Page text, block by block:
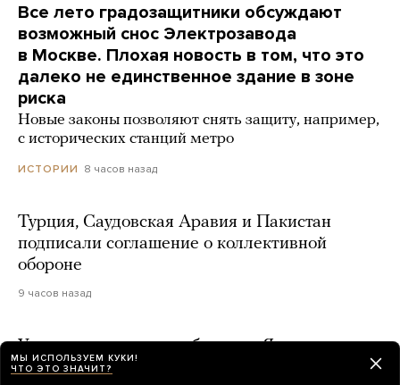
Все лето градозащитники обсуждают
возможный снос Электрозавода
в Москве. Плохая новость в том, что это
далеко не единственное здание в зоне
риска
Новые законы позволяют снять защиту, например,
с исторических станций метро
ИСТОРИИ 8 часов назад
Турция, Саудовская Аравия и Пакистан
подписали соглашение о коллективной
обороне
9 часов назад
Украина атаковала побережье Ялты
морскими дронами
МЫ ИСПОЛЬЗУЕМ КУКИ!
ЧТО ЭТО ЗНАЧИТ?